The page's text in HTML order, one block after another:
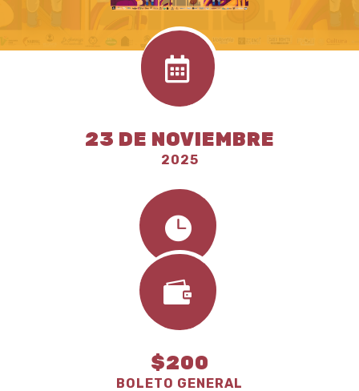

23 DE NOVIEMBRE
2025

7:30 PM

$200
BOLETO GENERAL